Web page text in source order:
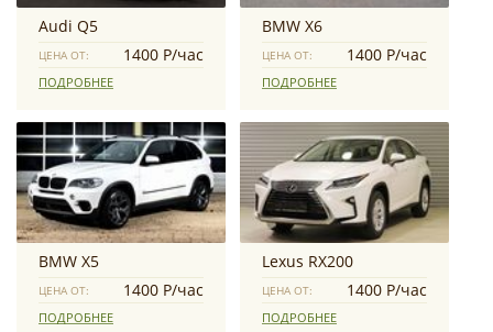
Audi Q5
ЦЕНА ОТ: 1400 Р/час
ПОДРОБНЕЕ
BMW X6
ЦЕНА ОТ: 1400 Р/час
ПОДРОБНЕЕ
BMW X5
ЦЕНА ОТ: 1400 Р/час
ПОДРОБНЕЕ
Lexus RX200
ЦЕНА ОТ: 1400 Р/час
ПОДРОБНЕЕ